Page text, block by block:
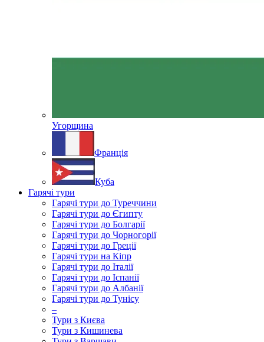
Угорщина
Франція
Куба
Гарячі тури
Гарячі тури до Туреччини
Гарячі тури до Єгипту
Гарячі тури до Болгарії
Гарячі тури до Чорногорії
Гарячі тури до Греції
Гарячі тури на Кіпр
Гарячі тури до Італії
Гарячі тури до Іспанії
Гарячі тури до Албанії
Гарячі тури до Тунісу
–
Тури з Києва
Тури з Кишинева